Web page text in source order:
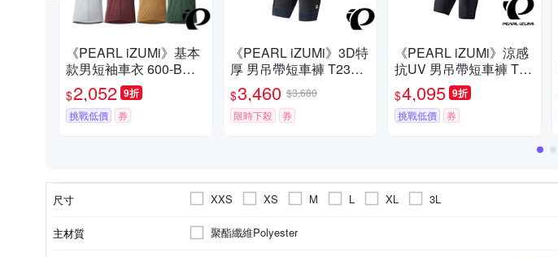
《PEARL iZUMi》基本
款男短袖車衣 600-B系
列 25 入門車衣/春夏車
衣/短袖車衣/素色車衣/運
動/單車/車服
$2,052 9折
挑戰低價 券
《PEARL iZUMi》3D特
厚 男吊帶短車褲 T230M
EGAII (涼感車褲/吊帶褲/
長途/單車/運動/自行車)
$3,460 $3,680
限時下殺
券
《PEARL iZUMi》涼感
抗UV 男吊帶短車褲 T29
3-3DX系列 25 競賽/涼感
車褲/吊帶褲/單車/運動/
自行車
$4,095 9折
挑戰低價 券
尺寸 XXS XS M L XL 3L
主材質 聚酯纖維Polyester